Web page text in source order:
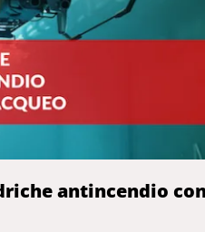
antincendio